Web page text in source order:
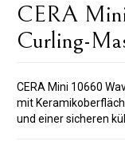
CERA
Curling-
CERA Mini 10660
mit
und einer sicheren